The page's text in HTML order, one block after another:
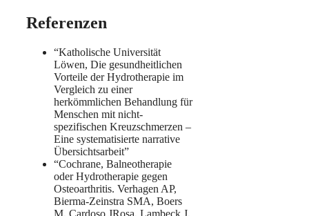
Referenzen
“Katholische Universität
Löwen, Die gesundheitlichen
Vorteile der Hydrotherapie im
Vergleich zu einer
herkömmlichen Behandlung für
Menschen mit nicht-
spezifischen Kreuzschmerzen –
Eine systematisierte narrative
Übersichtsarbeit”
“Cochrane, Balneotherapie
oder Hydrotherapie gegen
Osteoarthritis. Verhagen AP,
Bierma-Zeinstra SMA, Boers
M, Cardoso JRosa, Lambeck J,